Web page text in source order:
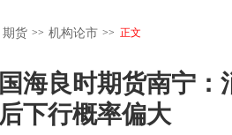
期货 >> 机构论市 >> 正文
国海良时期货南宁
后下行概率偏大